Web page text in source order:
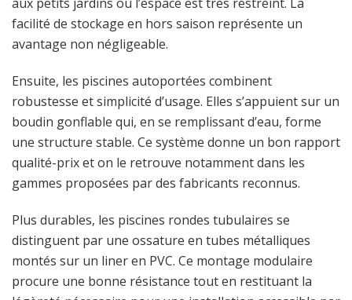
facilité de stockage en hors saison représente un
avantage non négligeable.
Ensuite, les piscines autoportées combinent
robustesse et simplicité d’usage. Elles s’appuient sur un
boudin gonflable qui, en se remplissant d’eau, forme
une structure stable. Ce système donne un bon rapport
qualité-prix et on le retrouve notamment dans les
gammes proposées par des fabricants reconnus.
Plus durables, les piscines rondes tubulaires se
distinguent par une ossature en tubes métalliques
montés sur un liner en PVC. Ce montage modulaire
procure une bonne résistance tout en restituant la